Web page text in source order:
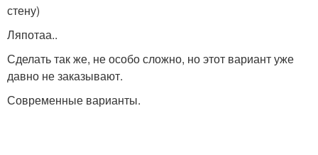
стену)
Ляпотаа..
Сделать так же, не особо сложно, но этот вариант уже
давно не заказывают.
Современные варианты.